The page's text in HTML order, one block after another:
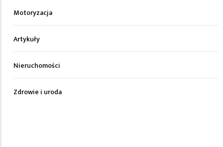
Motoryzacja
Artykuły
Nieruchomości
Zdrowie i uroda